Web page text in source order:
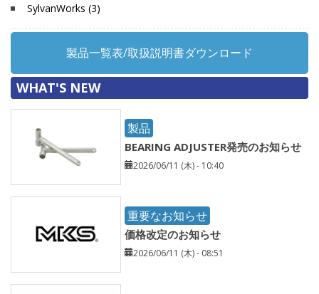
SylvanWorks (3)
製品一覧表/取扱説明書ダウンロード
WHAT'S NEW
製品
BEARING ADJUSTER発売のお知らせ
2026/06/11 (木) - 10:40
重要なお知らせ
価格改定のお知らせ
2026/06/11 (木) - 08:51